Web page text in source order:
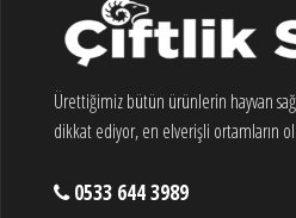
Ürettiğimiz bütün ürünlerin hayvan
dikkat ediyor, en elverişli ortamların
0533 644 3989